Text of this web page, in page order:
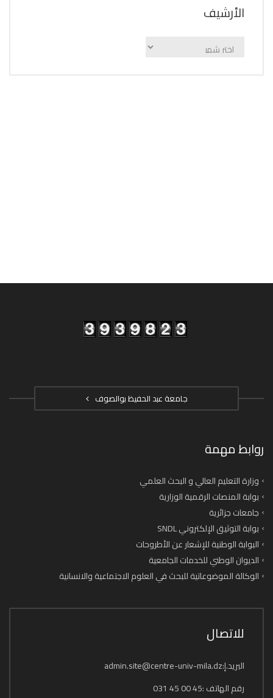
اﻷرشيف
اﻷرشيف
جامعة عبد الحفيظ بوالصوف
روابط مهمة
وزارة التعليم العالي و البحث العلمي
بوابة المنصات الرقمية الوزارية
جامعات جزائرية
بوابة التوثيق الإلكتروني SNDL
البوابة الوطنية للإشعار عن الأطروحات
الديوان الوطني للخدمات الجامعية
الوكالة الموضوعاتية للبحث في العلوم الاجتماعية والانسانية
للاتصال
البريد.إ:admin.site@centre-univ-mila.dz
رقم الهاتف :45 00 45 031